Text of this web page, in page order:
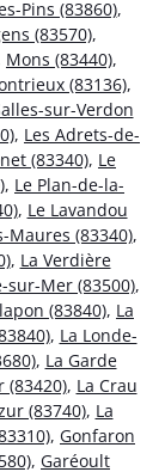
Pins (83860),
(83570),
Mons (83440),
(83136),
sur-Verdon
, Les Adrets-de-
(83340), Le
, Le Plan-de-la-
, Le Lavandou
Maures (83340),
, La Verdière
sur-Mer (83500),
(83840), La
, La Londe-
, La Garde
(83420), La Crau
(83740), La
, Gonfaron
, Garéoult